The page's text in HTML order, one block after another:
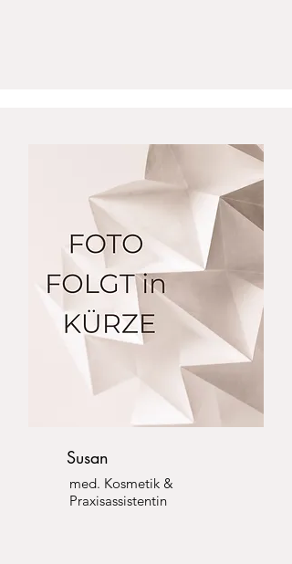
Susan
med. Kosmetik &
Praxisassistentin